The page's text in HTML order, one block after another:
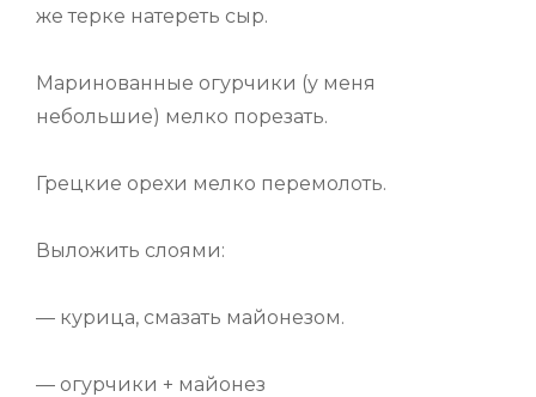
же терке натереть сыр.
Маринованные огурчики (у меня
небольшие) мелко порезать.
Грецкие орехи мелко перемолоть.
Выложить слоями:
— курица, смазать майонезом.
— огурчики + майонез